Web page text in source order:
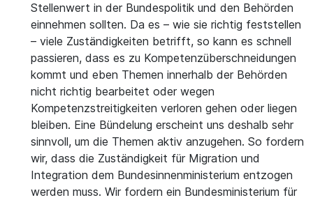
Stellenwert in der Bundespolitik und den Behörden
einnehmen sollten. Da es – wie sie richtig feststellen
– viele Zuständigkeiten betrifft, so kann es schnell
passieren, dass es zu Kompetenzüberschneidungen
kommt und eben Themen innerhalb der Behörden
nicht richtig bearbeitet oder wegen
Kompetenzstreitigkeiten verloren gehen oder liegen
bleiben. Eine Bündelung erscheint uns deshalb sehr
sinnvoll, um die Themen aktiv anzugehen. So fordern
wir, dass die Zuständigkeit für Migration und
Integration dem Bundesinnenministerium entzogen
werden muss. Wir fordern ein Bundesministerium für